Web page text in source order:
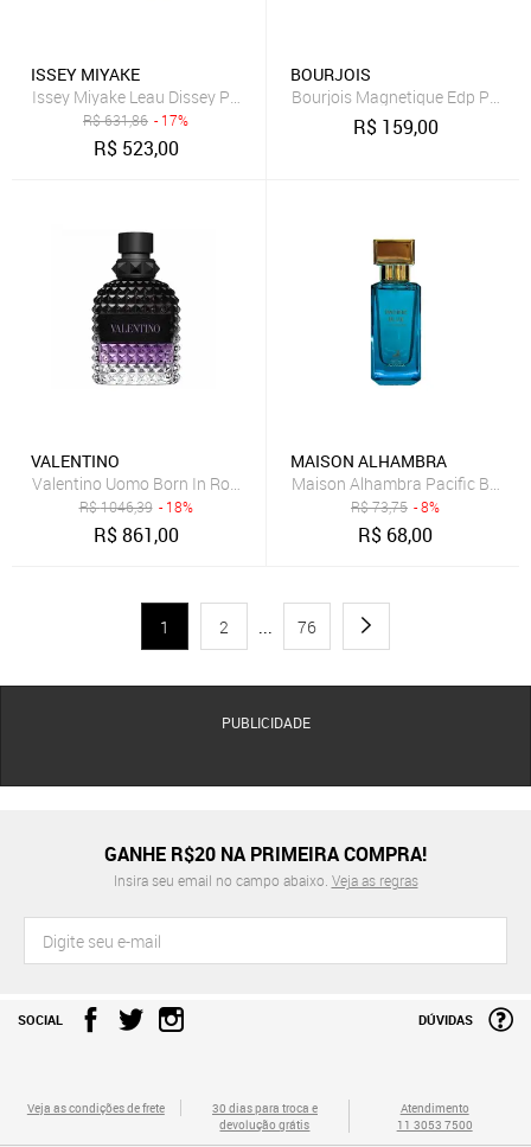
ISSEY MIYAKE
Issey Miyake Leau Dissey Pour Homme Solar Lavender Edti 50ml -
R$631,86 - 17%
R$ 523,00
BOURJOIS
Bourjois Magnetique Edp
R$ 159,00
VALENTINO
Valentino Uomo Born In Roma Purple Melancholia Eau de Toilette -
R$1046,39 - 18%
R$861,00
MAISON ALHAMBRA
Maison Alhambra Pacific Blue
R$73,75 - 8%
R$ 68,00
1 2 ... 76
PUBLICIDADE
GANHE R$20 NA PRIMEIRA COMPRA!
Insira seu email no campo abaixo. Veja as regras
SOCIAL DÚVIDAS
Veja as condições de frete
30 dias para troca e
devolução grátis
Atendimento
11 3053 7500